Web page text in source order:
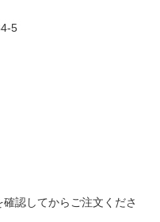
5
認してからご注文くださ